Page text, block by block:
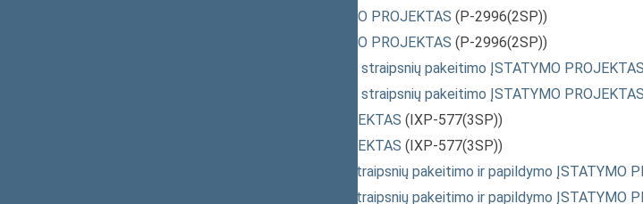
Geodezijos ir kartografijos ĮSTATYMO PROJEKTAS (P-2996(2SP))
Geodezijos ir kartografijos ĮSTATYMO PROJEKTAS (P-2996(2SP))
Sveikatos sistemos įstatymo 3 ir 24 straipsnių pakeitimo ĮSTATYMO PROJEKTAS
Sveikatos sistemos įstatymo 3 ir 24 straipsnių pakeitimo ĮSTATYMO PROJEKTAS
Slaugos praktikos ĮSTATYMO PROJEKTAS (IXP-577(3SP))
Slaugos praktikos ĮSTATYMO PROJEKTAS (IXP-577(3SP))
Azartinių lošimų įstatymo 6, 10, 20 straipsnių pakeitimo ir papildymo ĮSTATYMO
Azartinių lošimų įstatymo 6, 10, 20 straipsnių pakeitimo ir papildymo ĮSTATYMO